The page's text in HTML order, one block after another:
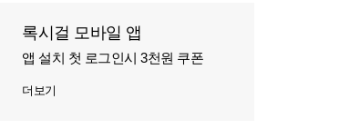
록시걸 모바일 앱
앱 설치 첫 로그인시 3천원 쿠폰
더보기